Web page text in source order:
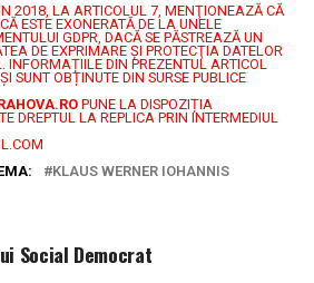
2018, LA ARTICOLUL 7, MENŢIONEAZĂ CĂ
ESTE EXONERATĂ DE LA UNELE
GDPR, DACĂ SE PĂSTREAZĂ UN
DE EXPRIMARE ŞI PROTECŢIA DATELOR
INFORMAȚIILE DIN PREZENTUL ARTICOL
SUNT OBȚINUTE DIN SURSE PUBLICE
PUNE LA DISPOZIȚIA
DREPTUL LA REPLICA PRIN INTERMEDIUL
KLAUS WERNER IOHANNIS
Social Democrat